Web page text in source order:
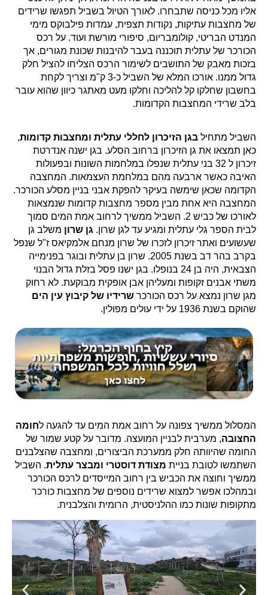
אליו מכל כניסה שתבחרו. לאורך הטיול בשביל תפגשו שרידים
של מחצבות עתיקות, נקודות תצפית, עמדות פילבוקס מימי
המנדט הבריטי, קולומבריום, סיפורי מורשת ועוד. על רכס
הכורכר של עתלית תוכננה בעבר להיבנות שכונת מגורים, אך
בזכות מאבק של התושבים לשימור הרכס הצליחו להציל חלק
גדול ממנו. אורכו המלא של השביל כ-3 ק"מ וצריך לקחת
בחשבון שחלקו קל להליכה וחלקו מעט מאתגר כיוון שהוא עובר
בלב שרידי המחצבות הקדומות.
השביל מתחיל בגן הזיכרון לחללי עתלית ומחצבות קדומות,
כאן תמצאו את גן הזיכרון ברחוב הסלע. בגן ישנה אנדרטת
זיכרון ל 32 בני עתלית שנפלו במלחמות השונות ובפעולות
האיבה כאשר ארבעה מהם במלחמת העצמאות. המחצבה
הקדומה שכאן שימשה בעיקר להפקת אבני בניין מסלע הכורכר.
המחצבה היא אחת מבין מספר מחצבות קדומות שנמצאות
לאורכו של כביש 2. השביל ממשיך לרחוב אמת המים סמוך
לבית הספר גלי עתלית ומגיע עד לגן שרון. גן שרון משלב גן
שעשועים ואתר זיכרון לזכרו של שרון מנחם אלמקיאס ז"ל שנפל
בקרב בהר דב בשנת 2005. שרון בן עתלית ובוגר בפנימייה
הצבאית, היה בן 24 בנופלו. בגן ישנו פסל בזלת גדול הבנוי
משתי אבנים זקופות ומעליהן אבן אופקית מבוקעת. לא רחוק
מגן שרון נמצא על רכס הכורכר שרידיו של קיבוץ עין הים
שהוקם בשנת 1936 על ידי עולים מפולין.
המסלול ממשיך צפונה על רחוב אמת המים עד להגעה לחומה
החצובה, מערבית לבניין המועצה. מדובר על קטע שמור של
החומה שהיוותה חלק ממערכת הביצורים, ומחצבה שהצלבנים
השתמשו לטובת בניית מצודת דוסטרי ומבצר עתלית. השביל
ממשיך וחוצה את הכביש בין רחוב המייסדים לרכס הכורכר
ובמהלכו אפשר למצוא שרידים נוספים של מחצבות כורכר
מתקופות שונות כמו ההלניסטית, הרומית והצלבנית.